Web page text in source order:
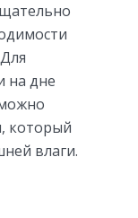
на дне
который
влаги.